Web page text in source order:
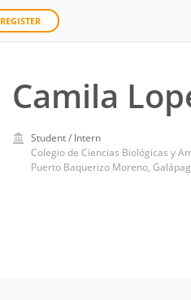
REGISTER
Camila
Student / Intern
Colegio de Ciencias Biológicas y
Puerto Baquerizo Moreno,